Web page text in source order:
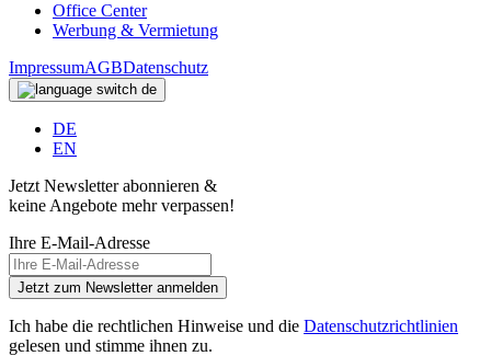
Office Center
Werbung & Vermietung
ImpressumAGBDatenschutz
de
DE
EN
Jetzt Newsletter abonnieren &
keine Angebote mehr verpassen!
Ihre E-Mail-Adresse
Jetzt zum Newsletter anmelden
Ich habe die rechtlichen Hinweise und die Datenschutzrichtlinien
gelesen und stimme ihnen zu.